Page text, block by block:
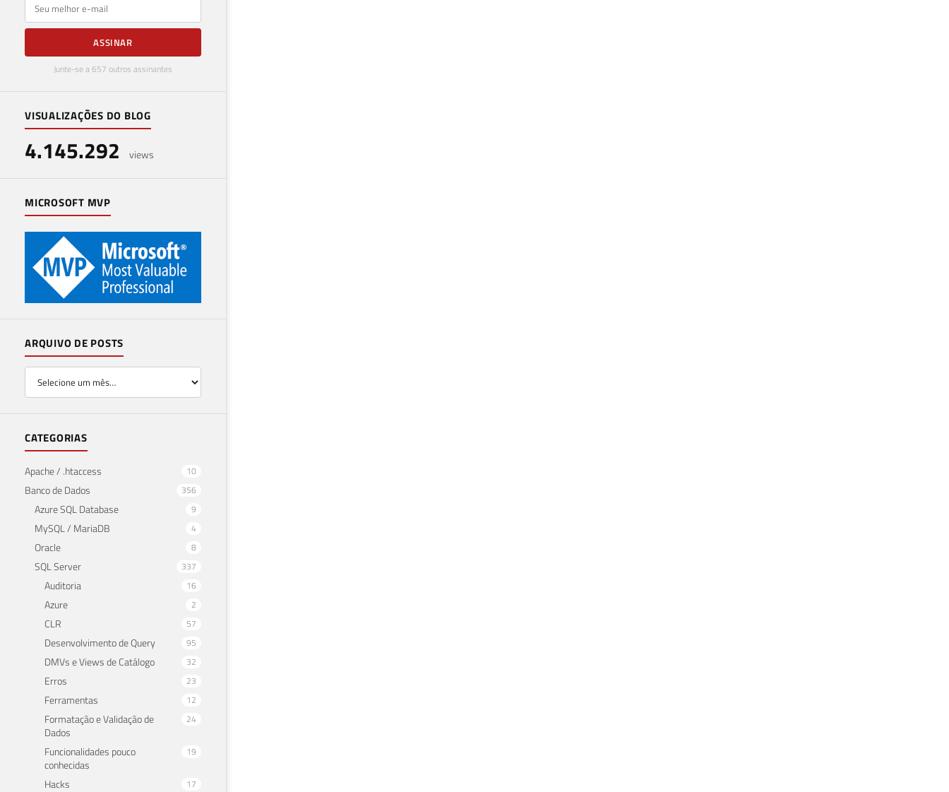
ASSINAR
Junte-se a 657 outros assinantes
VISUALIZAÇÕES DO BLOG
4.145.292 views
MICROSOFT MVP
ARQUIVO DE POSTS
CATEGORIAS
Apache / .htaccess 10
Banco de Dados 356
Azure SQL Database 9
MySQL / MariaDB 4
Oracle 8
SQL Server 337
Auditoria 16
Azure 2
CLR 57
Desenvolvimento de Query 95
DMVs e Views de Catálogo 32
Erros 23
Ferramentas 12
Formatação e Validação de
Dados
24
Funcionalidades pouco
conhecidas
19
Hacks 17